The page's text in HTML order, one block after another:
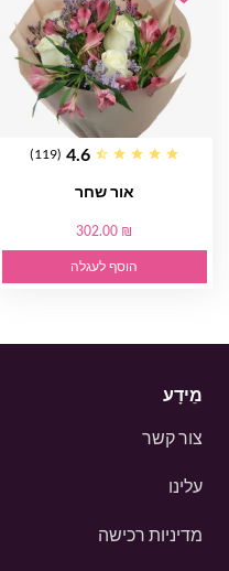
4.6
(119)
אור שחר
302.00 ₪
הוסף לעגלה
מֵידָע
צור קשר
עלינו
מדיניות רכישה